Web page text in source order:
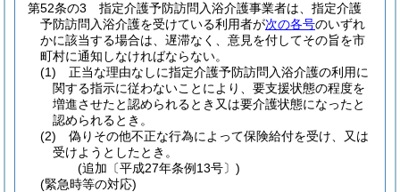
第52条の3
指定介護予防訪問入浴介護事業者は、指定介護
予防訪問入浴介護を受けている利用者が次の各号のいずれ
かに該当する場合は、遅滞なく、意見を付してその旨を市
町村に通知しなければならない。
(1)
正当な理由なしに指定介護予防訪問入浴介護の利用に
関する指示に従わないことにより、要支援状態の程度を
増進させたと認められるとき又は要介護状態になったと
認められるとき。
(2)
偽りその他不正な行為によって保険給付を受け、又は
受けようとしたとき。
(追加〔平成27年条例13号〕)
(緊急時等の対応)